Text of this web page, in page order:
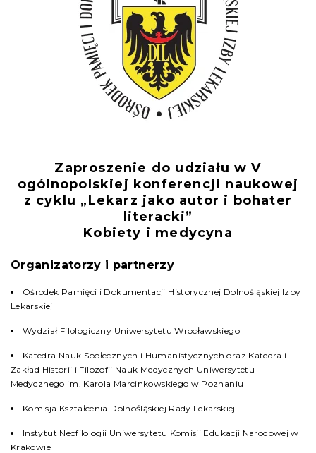
Zaproszenie do udziału w V
ogólnopolskiej konferencji naukowej
z cyklu „Lekarz jako autor i bohater
literacki”
Kobiety i medycyna
Organizatorzy i partnerzy
Ośrodek Pamięci i Dokumentacji Historycznej Dolnośląskiej Izby
Lekarskiej
Wydział Filologiczny Uniwersytetu Wrocławskiego
Katedra Nauk Społecznych i Humanistycznych oraz Katedra i
Zakład Historii i Filozofii Nauk Medycznych Uniwersytetu
Medycznego im. Karola Marcinkowskiego w Poznaniu
Komisja Kształcenia Dolnośląskiej Rady Lekarskiej
Instytut Neofilologii Uniwersytetu Komisji Edukacji Narodowej w
Krakowie